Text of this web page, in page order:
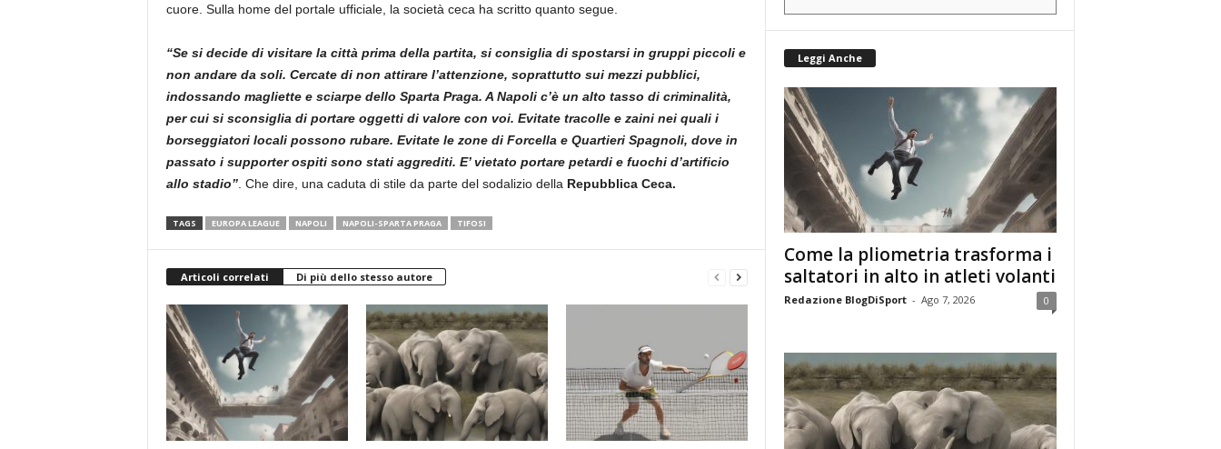
cuore. Sulla home del portale ufficiale, la società ceca ha scritto quanto segue.
“Se si decide di visitare la città prima della partita, si consiglia di spostarsi in gruppi piccoli e
non andare da soli. Cercate di non attirare l’attenzione, soprattutto sui mezzi pubblici,
indossando magliette e sciarpe dello Sparta Praga. A Napoli c’è un alto tasso di criminalità,
per cui si sconsiglia di portare oggetti di valore con voi. Evitate tracolle e zaini nei quali i
borseggiatori locali possono rubare. Evitate le zone di Forcella e Quartieri Spagnoli, dove in
passato i supporter ospiti sono stati aggrediti. E’ vietato portare petardi e fuochi d’artificio
allo stadio”. Che dire, una caduta di stile da parte del sodalizio della Repubblica Ceca.
TAGS EUROPA LEAGUE NAPOLI NAPOLI-SPARTA PRAGA TIFOSI
Articoli correlati Di più dello stesso autore
Leggi Anche
Come la pliometria trasforma i
saltatori in alto in atleti volanti
Redazione BlogDiSport - Ago 7, 2026 0